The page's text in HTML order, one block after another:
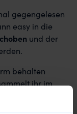
gegengelesen
easy in die
und der
behalten
ihr im
reinschauen,